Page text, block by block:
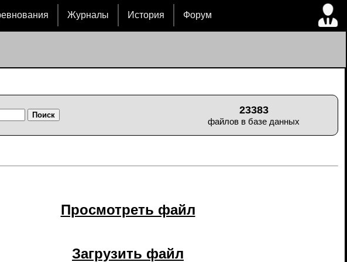
Журналы История Форум
23383
файлов в базе данных
Просмотреть файл
Загрузить файл